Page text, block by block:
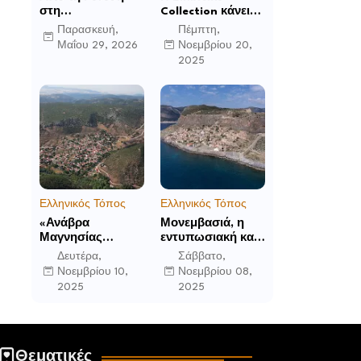
στη
Μεταμόρφωση:
Το Mandarin
αποκαλύπτει μια
νέα σεζόν
βιωματικών
εμπειριών
Παρασκευή,
Μαΐου 29, 2026
Collection κάνει
το ντεμπούτο της
στο Ηνωμένο
Βασίλειο με το
Hotel & Spa και
ανακοινώνει άλλα
έξι ανοίγματα για
το 2026 και μετά
Πέμπτη,
Νοεμβρίου 20,
2025
Ελληνικός Τόπος
«Ανάβρα
Μαγνησίας
(Γούρα): Θεών
αέτωμα της
Όθρυος», γράφει
Δευτέρα,
Νοεμβρίου 10,
2025
Ελληνικός Τόπος
Μονεμβασιά, η
εντυπωσιακή και
απομονωμένη
οχυρωμένη πόλη
που ιδρύθηκε από
Σάββατο,
Νοεμβρίου 08,
2025
Θεματικές